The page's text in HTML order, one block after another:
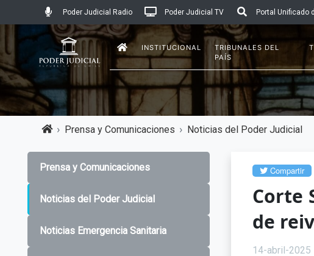
Poder Judicial Radio Poder Judicial TV Portal Unificado
INSTITUCIONAL
TRIBUNALES DEL
PAÍS
Prensa y Comunicaciones Noticias del Poder Judicial
Prensa y Comunicaciones
Noticias del Poder Judicial
Noticias Emergencia Sanitaria
Compartir
Corte
de
14-abril-2025